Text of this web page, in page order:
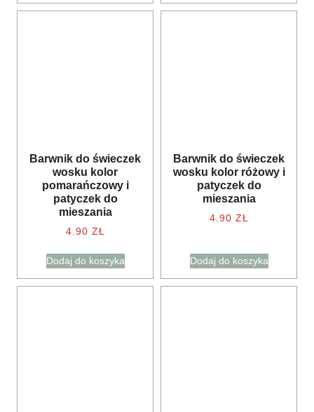
Barwnik do świeczek
wosku kolor
pomarańczowy i
patyczek do
mieszania
4.90 ZŁ
Dodaj do koszyka
Barwnik do świeczek
wosku kolor różowy i
patyczek do
mieszania
4.90 ZŁ
Dodaj do koszyka